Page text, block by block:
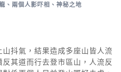
、 兩個人影吓相 、 神秘之地
抖氣，結果造成多座山皆人流
其道而行去登市區山，人流反